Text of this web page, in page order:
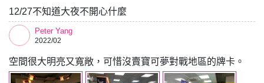
12/27不知道大夜不開心什麼
Peter Yang
2022/02
空間很大明亮又寬敞，可惜沒賣寶可夢對戰地區的牌卡。